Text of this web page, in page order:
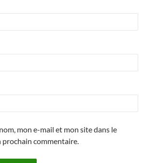
mon e-mail et mon site dans le
commentaire.